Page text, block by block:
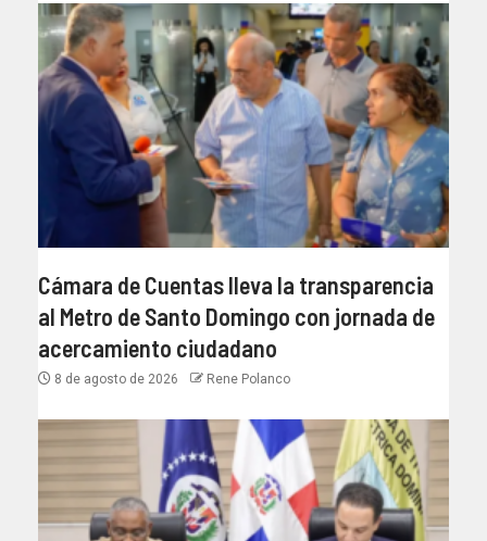
Cámara de Cuentas lleva la transparencia
al Metro de Santo Domingo con jornada de
acercamiento ciudadano
8 de agosto de 2026 Rene Polanco